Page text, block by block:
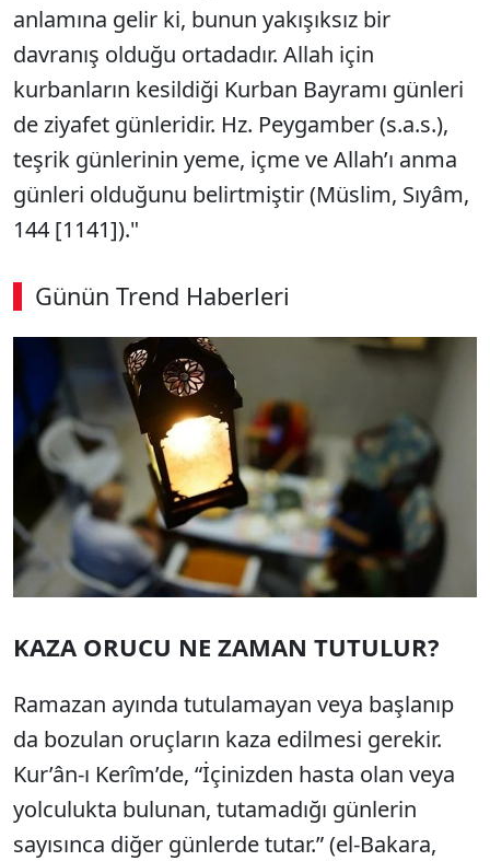
anlamına gelir ki, bunun yakışıksız bir
davranış olduğu ortadadır. Allah için
kurbanların kesildiği Kurban Bayramı günleri
de ziyafet günleridir. Hz. Peygamber (s.a.s.),
teşrik günlerinin yeme, içme ve Allah’ı anma
günleri olduğunu belirtmiştir (Müslim, Sıyâm,
144 [1141])."
Günün Trend Haberleri
KAZA ORUCU NE ZAMAN TUTULUR?
Ramazan ayında tutulamayan veya başlanıp
da bozulan oruçların kaza edilmesi gerekir.
Kur’ân-ı Kerîm’de, “İçinizden hasta olan veya
yolculukta bulunan, tutamadığı günlerin
sayısınca diğer günlerde tutar.” (el-Bakara,